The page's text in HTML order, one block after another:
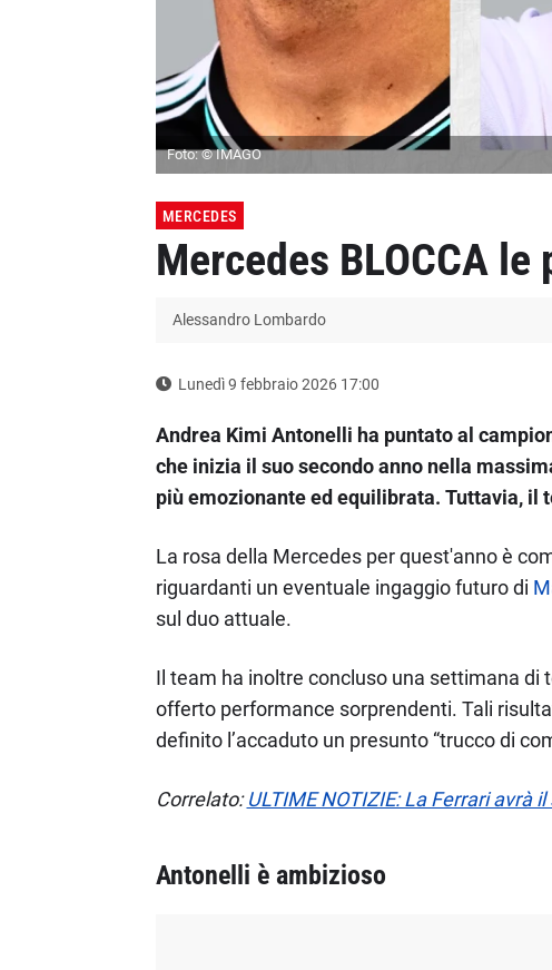
Foto: © IMAGO
MERCEDES
Mercedes BLOCCA
Alessandro Lombardo
Lunedì 9 febbraio 2026 17:00
Andrea Kimi Antonelli ha puntato al
che inizia il suo secondo anno nella
più emozionante ed equilibrata. Tuttavia, il
La rosa della Mercedes per quest'anno è
riguardanti un eventuale ingaggio futuro di
sul duo attuale.
Il team ha inoltre concluso una settimana di
offerto performance sorprendenti. Tali
definito l’accaduto un presunto “trucco di
Correlato:ULTIME NOTIZIE: La Ferrari avrà
Antonelli è ambizioso